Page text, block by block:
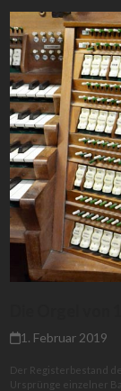
1. Februar 2019
Der Registerbestand
Ursprünge einzelner